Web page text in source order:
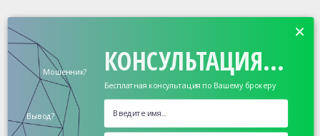
КОНСУЛЬТАЦИЯ...
Бесплатная консультация по Вашему брокеру
Мошенник?
Вывод?
×